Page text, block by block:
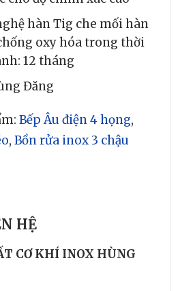
hàn Tig che mối hàn
oxy hóa trong thời
12 tháng
Đăng
Bếp Âu điện 4 họng,
, Bồn rửa inox 3 chậu
HỆ
CƠ KHÍ INOX HÙNG